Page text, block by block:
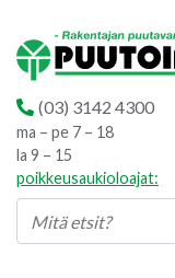
(03) 3142 4300
ma – pe 7 – 18
la 9 – 15
poikkeusaukioloajat: